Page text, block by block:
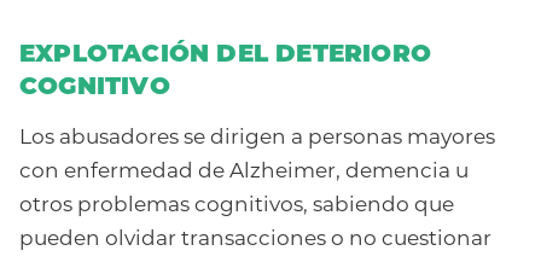
EXPLOTACIÓN DEL DETERIORO
COGNITIVO
Los abusadores se dirigen a personas mayores
con enfermedad de Alzheimer, demencia u
otros problemas cognitivos, sabiendo que
pueden olvidar transacciones o no cuestionar